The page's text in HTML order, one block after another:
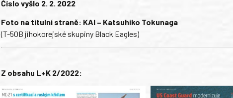
Číslo vyšlo 2. 2. 2022
Foto na titulní straně: KAI – Katsuhiko Tokunaga
(T-50B jihokorejské skupiny Black Eagles)
Z obsahu L+K 2/2022: